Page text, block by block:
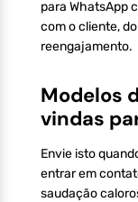
para WhatsApp
com o cliente,
reengajamento.
Modelos
vindas
Envie isto
entrar em
saudação